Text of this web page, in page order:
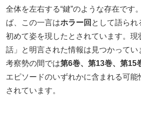
全体を左右する“鍵”のような存在です
ば、この一言はホラー回 として語られ
初めて姿を現したとされています。
話」と明言された情報は見つかってい
考察勢の間では第6巻、第13巻、第15
エピソードのいずれかに含まれる可
されています。